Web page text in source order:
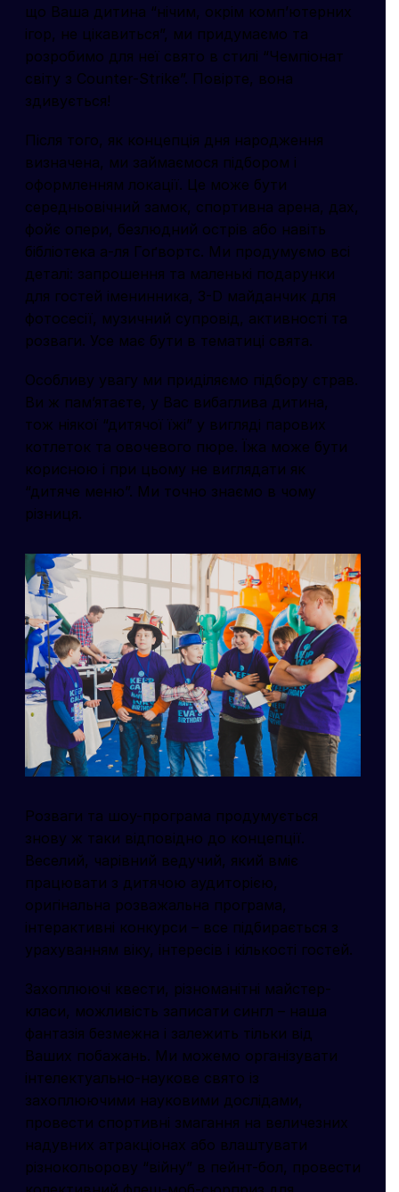
що Ваша дитина “нічим, окрім комп’ютерних
ігор, не цікавиться”, ми придумаємо та
розробимо для неї свято в стилі “Чемпіонат
світу з Counter-Strike”. Повірте, вона
здивується!
Після того, як концепція дня народження
визначена, ми займаємося підбором і
оформленням локації. Це може бути
середньовічний замок, спортивна арена, дах,
фойє опери, безлюдний острів або навіть
бібліотека а-ля Гоґвортс. Ми продумуємо всі
деталі: запрошення та маленькі подарунки
для гостей іменинника, 3-D майданчик для
фотосесії, музичний супровід, активності та
розваги. Усе має бути в тематиці свята.
Особливу увагу ми приділяємо підбору страв.
Ви ж пам’ятаєте, у Вас вибаглива дитина,
тож ніякої “дитячої їжі” у вигляді парових
котлеток та овочевого пюре. Їжа може бути
корисною і при цьому не виглядати як
“дитяче меню”. Ми точно знаємо в чому
різниця.
Розваги та шоу-програма продумується
знову ж таки відповідно до концепції.
Веселий, чарівний ведучий, який вміє
працювати з дитячою аудиторією,
оригінальна розважальна програма,
інтерактивні конкурси – все підбирається з
урахуванням віку, інтересів і кількості гостей.
Захоплюючі квести, різноманітні майстер-
класи, можливість записати сингл – наша
фантазія безмежна і залежить тільки від
Ваших побажань. Ми можемо організувати
інтелектуально-наукове свято із
захоплюючими науковими дослідами,
провести спортивні змагання на величезних
надувних атракціонах або влаштувати
різнокольорову “війну” в пейнт-бол, провести